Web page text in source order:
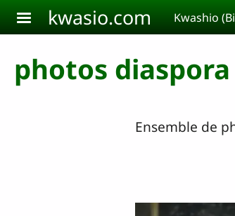
Aller au contenu principal
kwasio.com Kwashio
photos diaspora
Ensemble de